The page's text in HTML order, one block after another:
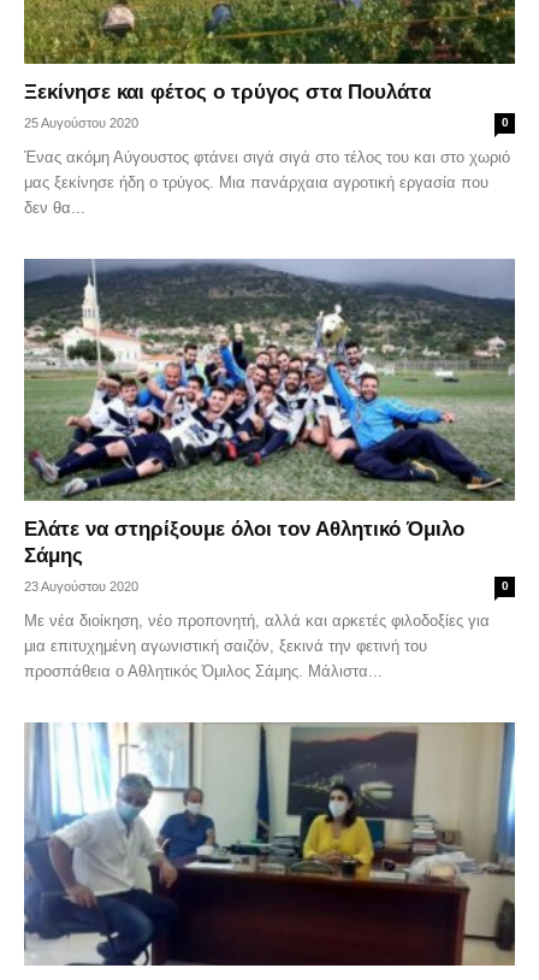
Ξεκίνησε και φέτος ο τρύγος στα Πουλάτα
25 Αυγούστου 2020 0
Ένας ακόμη Αύγουστος φτάνει σιγά σιγά στο τέλος του και στο χωριό
μας ξεκίνησε ήδη ο τρύγος. Μια πανάρχαια αγροτική εργασία που
δεν θα...
Ελάτε να στηρίξουμε όλοι τον Αθλητικό Όμιλο
Σάμης
23 Αυγούστου 2020 0
Με νέα διοίκηση, νέο προπονητή, αλλά και αρκετές φιλοδοξίες για
μια επιτυχημένη αγωνιστική σαιζόν, ξεκινά την φετινή του
προσπάθεια ο Αθλητικός Όμιλος Σάμης. Μάλιστα...